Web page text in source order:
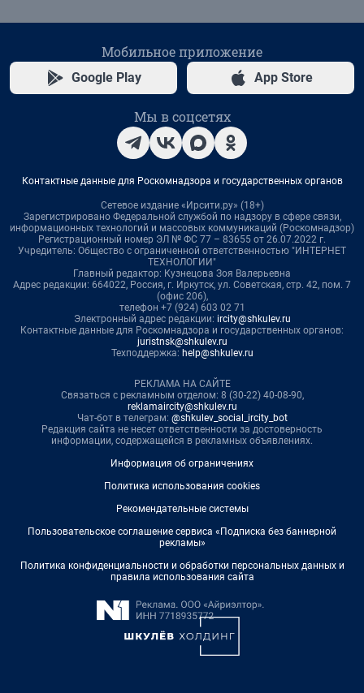
Мобильное приложение
Google Play App Store
Мы в соцсетях
Контактные данные для Роскомнадзора и государственных органов
Сетевое издание «Ирсити.ру» (18+)
Зарегистрировано Федеральной службой по надзору в сфере связи,
информационных технологий и массовых коммуникаций (Роскомнадзор)
Регистрационный номер ЭЛ № ФС 77 – 83655 от 26.07.2022 г.
Учредитель: Общество с ограниченной ответственностью "ИНТЕРНЕТ
ТЕХНОЛОГИИ"
Главный редактор: Кузнецова Зоя Валерьевна
Адрес редакции: 664022, Россия, г. Иркутск, ул. Советская, стр. 42, пом. 7
(офис 206),
телефон +7 (924) 603 02 71
Электронный адрес редакции: ircity@shkulev.ru
Контактные данные для Роскомнадзора и государственных органов:
juristnsk@shkulev.ru
Техподдержка: help@shkulev.ru
РЕКЛАМА НА САЙТЕ
Связаться с рекламным отделом: 8 (30-22) 40-08-90,
reklamaircity@shkulev.ru
Чат-бот в телеграм: @shkulev_social_ircity_bot
Редакция сайта не несет ответственности за достоверность
информации, содержащейся в рекламных объявлениях.
Информация об ограничениях
Политика использования cookies
Рекомендательные системы
Пользовательское соглашение сервиса «Подписка без баннерной
рекламы»
Политика конфиденциальности и обработки персональных данных и
правила использования сайта